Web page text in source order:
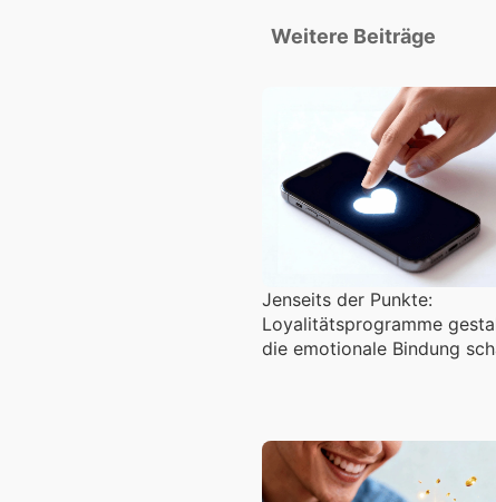
Weitere Beiträge
Jenseits der Punkte:
Loyalitätsprogramme
die emotionale Bindung